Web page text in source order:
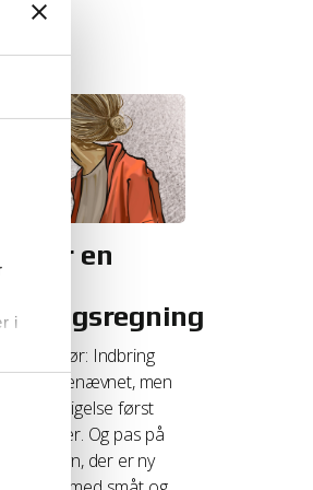
i
du får en
du gør: Indbring
for huslejenævnet, men
indsigelse først
udlejer. Og pas på
der er ny